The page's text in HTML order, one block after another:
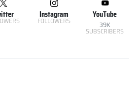
Instagram
FOLLOWERS
YouTube
39K
SUBSCRIBERS